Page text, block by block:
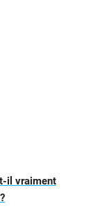
il vraiment